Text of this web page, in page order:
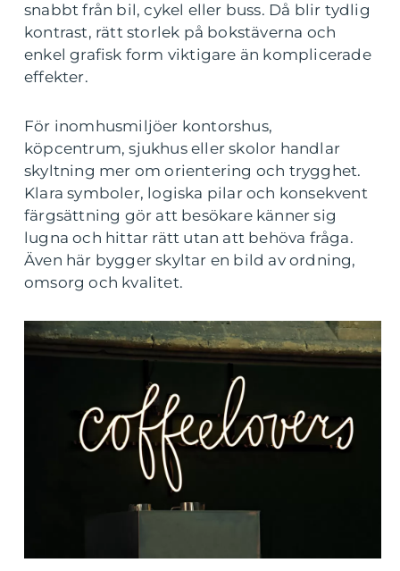
snabbt från bil, cykel eller buss. Då blir tydlig
kontrast, rätt storlek på bokstäverna och
enkel grafisk form viktigare än komplicerade
effekter.
För inomhusmiljöer kontorshus,
köpcentrum, sjukhus eller skolor handlar
skyltning mer om orientering och trygghet.
Klara symboler, logiska pilar och konsekvent
färgsättning gör att besökare känner sig
lugna och hittar rätt utan att behöva fråga.
Även här bygger skyltar en bild av ordning,
omsorg och kvalitet.